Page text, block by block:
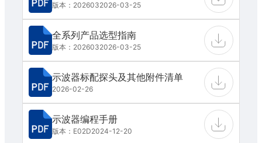
版本：2026032026-03-25
全系列产品选型指南
版本：2026032026-03-25
示波器标配探头及其他附件清单
2026-02-26
示波器编程手册
版本：E02D2024-12-20